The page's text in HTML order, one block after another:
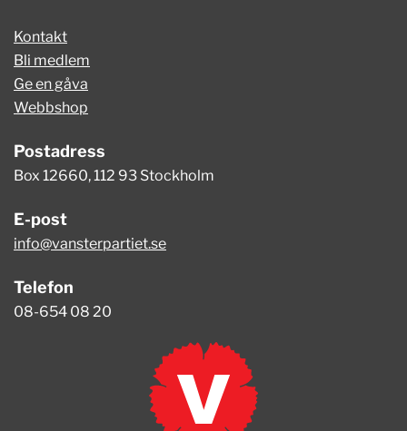
Kontakt
Bli medlem
Ge en gåva
Webbshop
Postadress
Box 12660, 112 93 Stockholm
E-post
info@vansterpartiet.se
Telefon
08-654 08 20